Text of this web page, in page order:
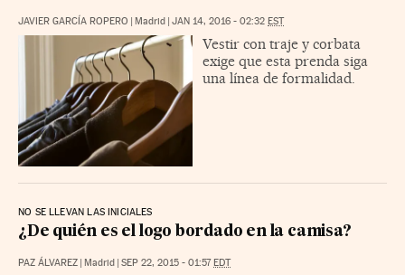
JAVIER GARCÍA ROPERO | Madrid | JAN 14, 2016 - 02:32 EST
Vestir con traje y corbata
exige que esta prenda siga
una línea de formalidad.
NO SE LLEVAN LAS INICIALES
¿De quién es el logo bordado en la camisa?
PAZ ÁLVAREZ | Madrid | SEP 22, 2015 - 01:57EDT